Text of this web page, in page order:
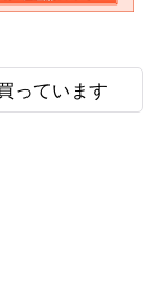
っています